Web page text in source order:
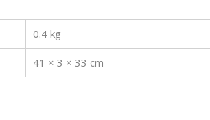
0.4 kg
41 × 3 × 33 cm